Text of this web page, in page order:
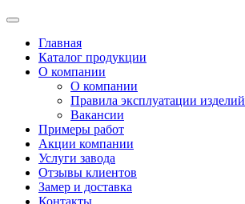
Главная
Каталог продукции
О компании
О компании
Правила эксплуатации изделий
Вакансии
Примеры работ
Акции компании
Услуги завода
Отзывы клиентов
Замер и доставка
Контакты